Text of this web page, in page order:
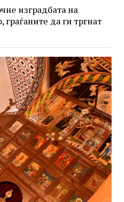
изградбата на
граѓаните да ги тргнат